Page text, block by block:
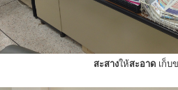
สะสางให้สะอาดเก็บ